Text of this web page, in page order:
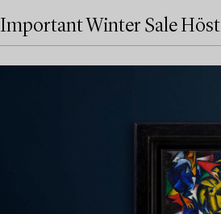
Important Winter Sale